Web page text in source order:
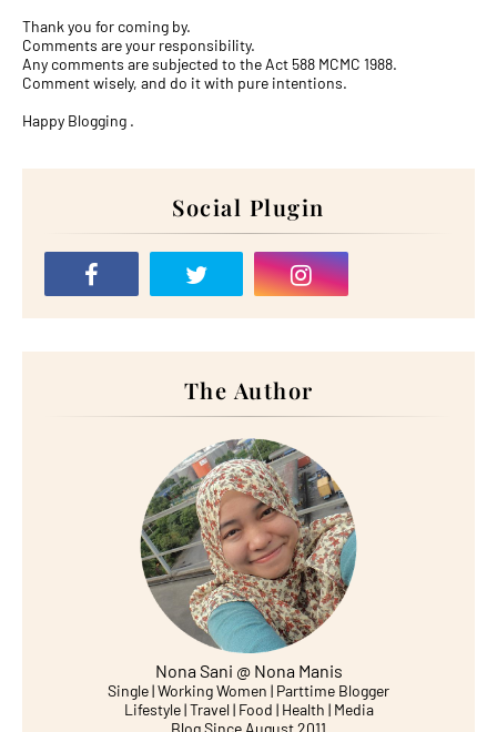
Thank you for coming by.
Comments are your responsibility.
Any comments are subjected to the Act 588 MCMC 1988.
Comment wisely, and do it with pure intentions.
Happy Blogging .
Social Plugin
The Author
Nona Sani @ Nona Manis
Single | Working Women | Parttime Blogger
Lifestyle | Travel | Food | Health | Media
Blog Since August 2011